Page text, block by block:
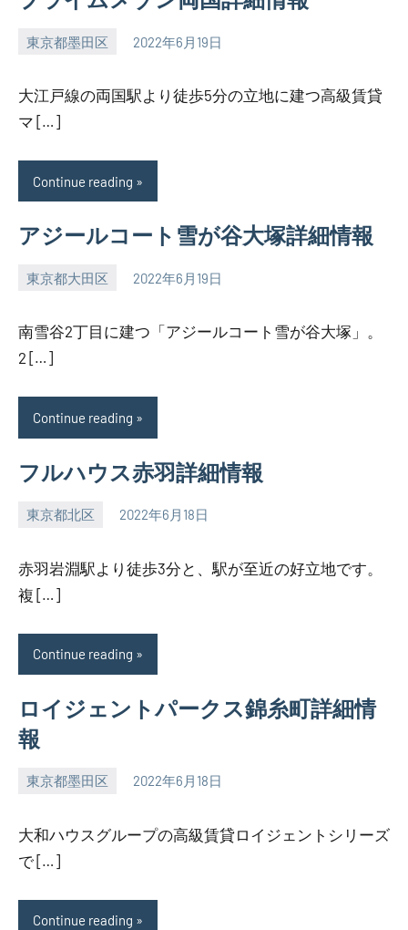
東京都墨田区 2022年6月19日
SEZIMO
大江戸線の両国駅より徒歩5分の立地に建つ高級賃貸
マ […]
Continue reading
アジールコート雪が谷大塚詳細情報
東京都大田区 2022年6月19日
SEZIMO
南雪谷2丁目に建つ「アジールコート雪が谷大塚」。
2 […]
Continue reading
フルハウス赤羽詳細情報
東京都北区 2022年6月18日
SEZIMO
赤羽岩淵駅より徒歩3分と、駅が至近の好立地です。
複 […]
Continue reading
ロイジェントパークス錦糸町詳細情
報
東京都墨田区 2022年6月18日
SEZIMO
大和ハウスグループの高級賃貸ロイジェントシリーズ
で […]
Continue reading